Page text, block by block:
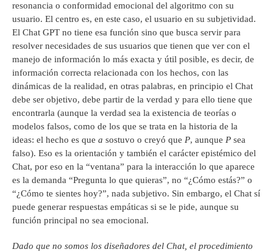
resonancia o conformidad emocional del algoritmo con su
usuario. El centro es, en este caso, el usuario en su subjetividad.
El Chat GPT no tiene esa función sino que busca servir para
resolver necesidades de sus usuarios que tienen que ver con el
manejo de información lo más exacta y útil posible, es decir, de
información correcta relacionada con los hechos, con las
dinámicas de la realidad, en otras palabras, en principio el Chat
debe ser objetivo, debe partir de la verdad y para ello tiene que
encontrarla (aunque la verdad sea la existencia de teorías o
modelos falsos, como de los que se trata en la historia de la
ideas: el hecho es que a sostuvo o creyó que P, aunque P sea
falso). Eso es la orientación y también el carácter epistémico del
Chat, por eso en la “ventana” para la interacción lo que aparece
es la demanda “Pregunta lo que quieras”, no “¿Cómo estás?” o
“¿Cómo te sientes hoy?”, nada subjetivo. Sin embargo, el Chat sí
puede generar respuestas empáticas si se le pide, aunque su
función principal no sea emocional.
Dado que no somos los diseñadores del Chat, el procedimiento